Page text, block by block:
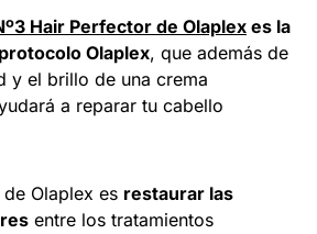
Hair Perfector de Olaplex es la
Olaplex, que además de
y el brillo de una crema
a reparar tu cabello
Olaplex es restaurar las
entre los tratamientos